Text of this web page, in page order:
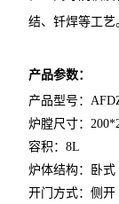
结、钎焊等工艺
产品参数：
产品型号：
炉膛尺寸：
容积：8L
炉体结构：卧式
开门方式：侧开